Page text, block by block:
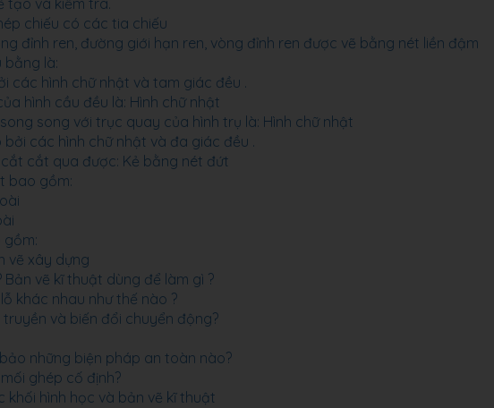
tạo và kiểm tra.
chiếu có các tia chiếu
đỉnh ren, đường giới hạn ren, vòng đỉnh ren được vẽ bằng nét liền đậm
bằng là:
các hình chữ nhật và tam giác đều .
hình cầu đều là: Hình chữ nhật
song với trục quay của hình trụ là: Hình chữ nhật
các hình chữ nhật và đa giác đều .
cắt qua được: Kẻ bằng nét đứt
bao gồm:
gồm:
xây dựng
vẽ kĩ thuật dùng để làm gì ?
khác nhau như thế nào ?
và biến đổi chuyển động?
những biện pháp an toàn nào?
ghép cố định?
khối hình học và bản vẽ kĩ thuật